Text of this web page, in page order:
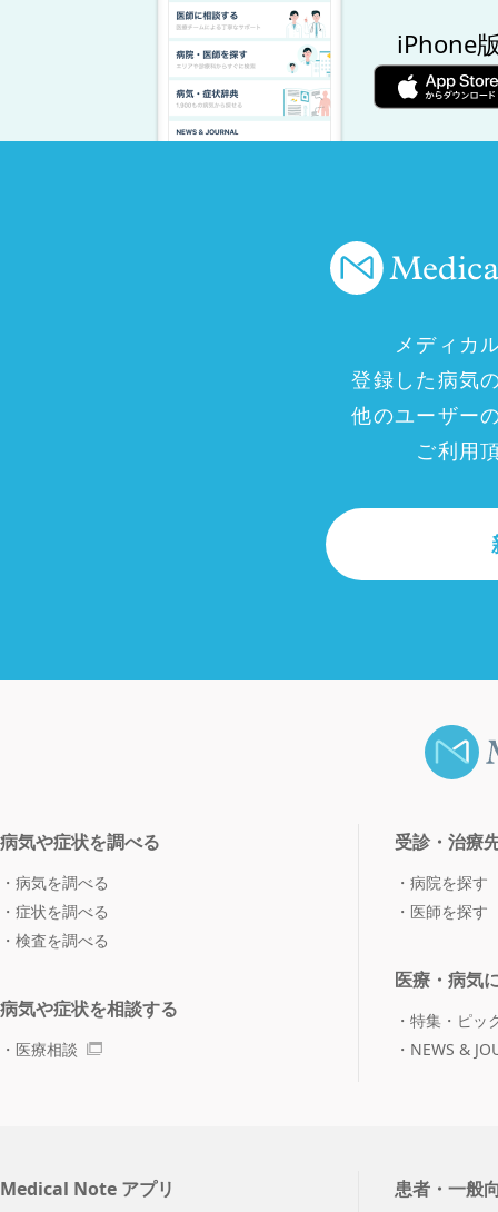
iPhone
メディカ
登録した病気
他のユーザー
ご利用
病気や症状を調べる
病気を調べる
症状を調べる
検査を調べる
病気や症状を相談する
医療相談
受診・治療
病院を探す
医師を探す
医療・病気
特集・ピッ
NEWS &
Medical Note アプリ 患者・一般